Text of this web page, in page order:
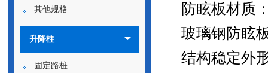
其他规格
升降柱
固定路桩
防眩板材质
玻璃钢防眩
结构稳定外